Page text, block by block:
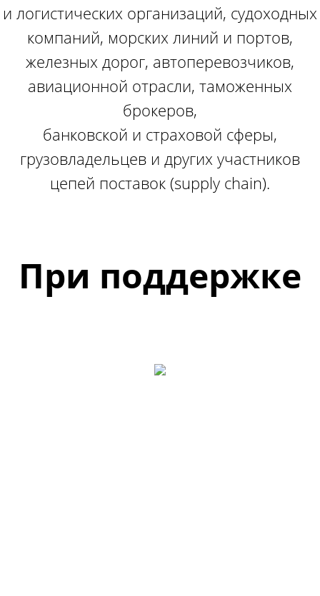
и логистических организаций, судоходных
компаний, морских линий и портов,
железных дорог, автоперевозчиков,
авиационной отрасли, таможенных
брокеров,
банковской и страховой сферы,
грузовладельцев и других участников
цепей поставок (supply chain).
При поддержке